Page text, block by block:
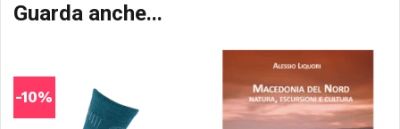
Guarda anche...
-10%